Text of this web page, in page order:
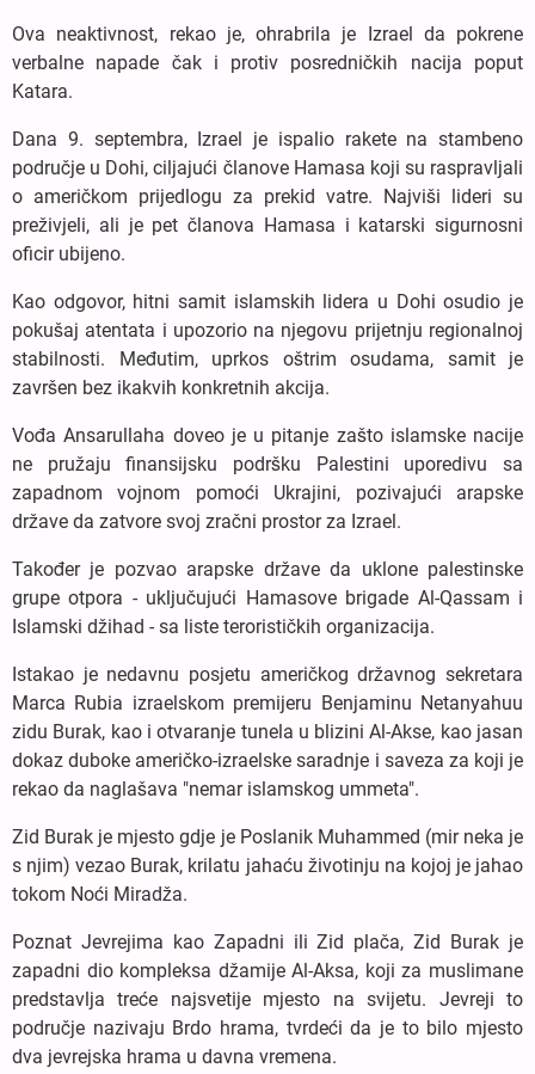
Ova neaktivnost, rekao je, ohrabrila je Izrael da pokrene
verbalne napade čak i protiv posredničkih nacija poput
Katara.
Dana 9. septembra, Izrael je ispalio rakete na stambeno
područje u Dohi, ciljajući članove Hamasa koji su raspravljali
o američkom prijedlogu za prekid vatre. Najviši lideri su
preživjeli, ali je pet članova Hamasa i katarski sigurnosni
oficir ubijeno.
Kao odgovor, hitni samit islamskih lidera u Dohi osudio je
pokušaj atentata i upozorio na njegovu prijetnju regionalnoj
stabilnosti. Međutim, uprkos oštrim osudama, samit je
završen bez ikakvih konkretnih akcija.
Vođa Ansarullaha doveo je u pitanje zašto islamske nacije
ne pružaju finansijsku podršku Palestini uporedivu sa
zapadnom vojnom pomoći Ukrajini, pozivajući arapske
države da zatvore svoj zračni prostor za Izrael.
Također je pozvao arapske države da uklone palestinske
grupe otpora - uključujući Hamasove brigade Al-Qassam i
Islamski džihad - sa liste terorističkih organizacija.
Istakao je nedavnu posjetu američkog državnog sekretara
Marca Rubia izraelskom premijeru Benjaminu Netanyahuu
zidu Burak, kao i otvaranje tunela u blizini Al-Akse, kao jasan
dokaz duboke američko-izraelske saradnje i saveza za koji je
rekao da naglašava "nemar islamskog ummeta".
Zid Burak je mjesto gdje je Poslanik Muhammed (mir neka je
s njim) vezao Burak, krilatu jahaću životinju na kojoj je jahao
tokom Noći Miradža.
Poznat Jevrejima kao Zapadni ili Zid plača, Zid Burak je
zapadni dio kompleksa džamije Al-Aksa, koji za muslimane
predstavlja treće najsvetije mjesto na svijetu. Jevreji to
područje nazivaju Brdo hrama, tvrdeći da je to bilo mjesto
dva jevrejska hrama u davna vremena.